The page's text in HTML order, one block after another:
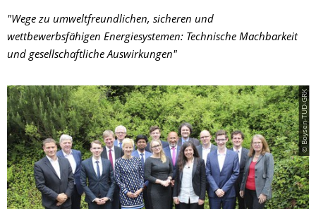
"Wege zu umweltfreundlichen, sicheren und
wettbewerbsfähigen Energiesystemen: Technische Machbarkeit
und gesellschaftliche Auswirkungen"
© Boysen-TUD-GRK